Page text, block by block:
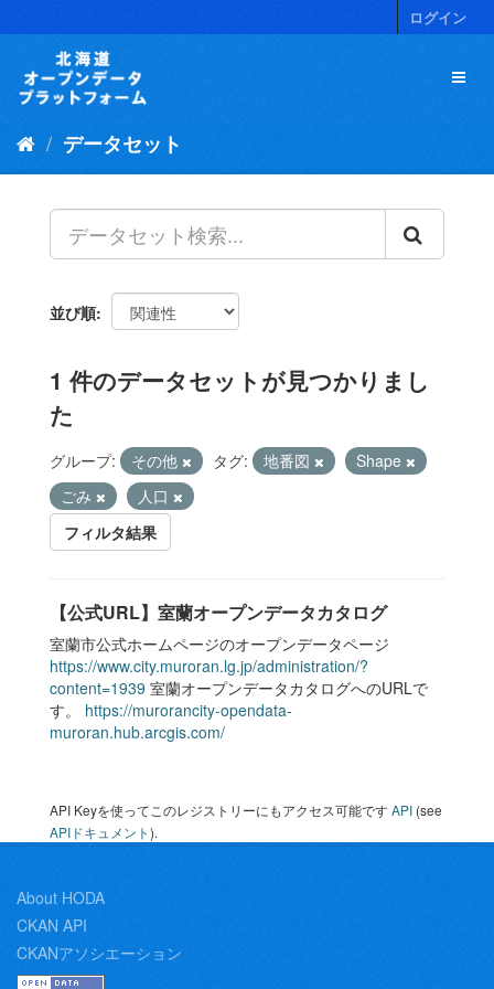
キ
ログイン
データセット
並び順
1 件のデータセットが見つかりまし
た
グループ: その他 タグ: 地番図
Shape
ごみ
人口
フィルタ結果
【公式URL】室蘭オープンデータカタログ
室蘭市公式ホームページのオープンデータページ
https://www.city.muroran.lg.jp/administration/?
content=1939 室蘭オープンデータカタログへのURLで
す。 https://murorancity-opendata-
muroran.hub.arcgis.com/
API Keyを使ってこのレジストリーにもアクセス可能ですAPI (see
APIドキュメント).
About HODA
CKAN API
CKANアソシエーション